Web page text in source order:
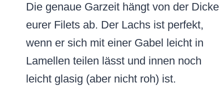
Die genaue Garzeit hängt von der Dicke
eurer Filets ab. Der Lachs ist perfekt,
wenn er sich mit einer Gabel leicht in
Lamellen teilen lässt und innen noch
leicht glasig (aber nicht roh) ist.